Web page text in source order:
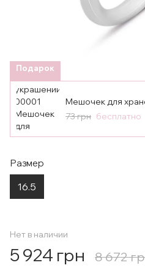
Подарок
Мешочек для
73 грн бесплатно
Размер
16.5
Нет в наличии
5 924 грн 8 672